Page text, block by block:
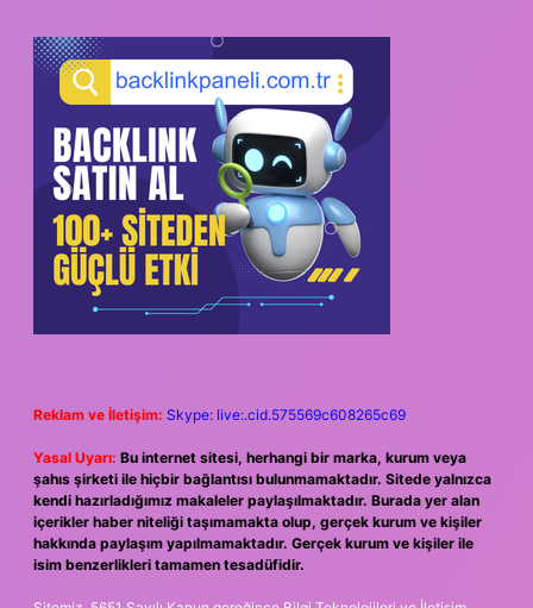
Reklam ve İletişim: Skype: live:.cid.575569c608265c69
Yasal Uyarı: Bu internet sitesi, herhangi bir marka, kurum veya
şahıs şirketi ile hiçbir bağlantısı bulunmamaktadır. Sitede yalnızca
kendi hazırladığımız makaleler paylaşılmaktadır. Burada yer alan
içerikler haber niteliği taşımamakta olup, gerçek kurum ve kişiler
hakkında paylaşım yapılmamaktadır. Gerçek kurum ve kişiler ile
isim benzerlikleri tamamen tesadüfidir.